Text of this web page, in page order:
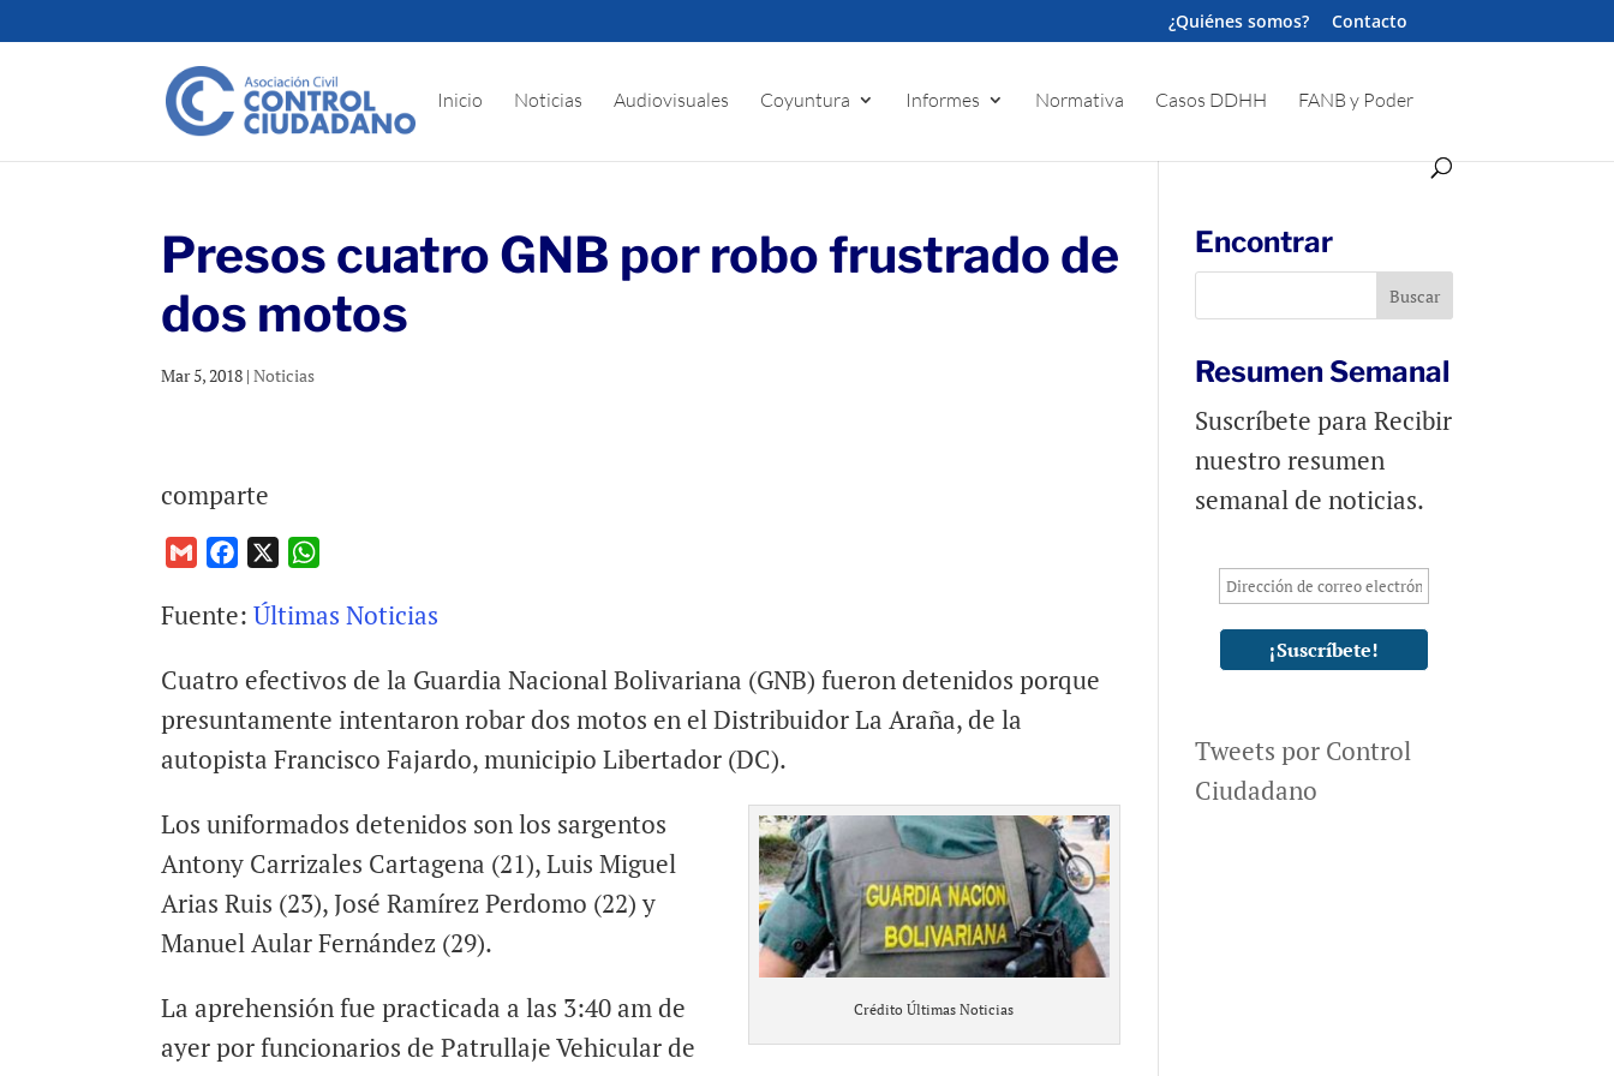
¿Quiénes somos? Contacto
Inicio Noticias Audiovisuales Coyuntura Informes Normativa Casos DDHH FANB y Poder
Presos cuatro GNB por robo frustrado de
dos motos
Mar 5, 2018 |Noticias
comparte
G
a
l
c
b
o
k
a
s
p
Fuente:Últimas Noticias
Cuatro efectivos de la Guardia Nacional Bolivariana (GNB) fueron detenidos porque
presuntamente intentaron robar dos motos en el Distribuidor La Araña, de la
autopista Francisco Fajardo, municipio Libertador (DC).
Crédito Últimas Noticias
Los uniformados detenidos son los sargentos
Antony Carrizales Cartagena (21), Luis Miguel
Arias Ruis (23), José Ramírez Perdomo (22) y
Manuel Aular Fernández (29).
La aprehensión fue practicada a las 3:40 am de
ayer por funcionarios de Patrullaje Vehicular de
Encontrar
Resumen Semanal
Suscríbete para Recibir
nuestro resumen
semanal de noticias.
Tweets por Control
Ciudadano